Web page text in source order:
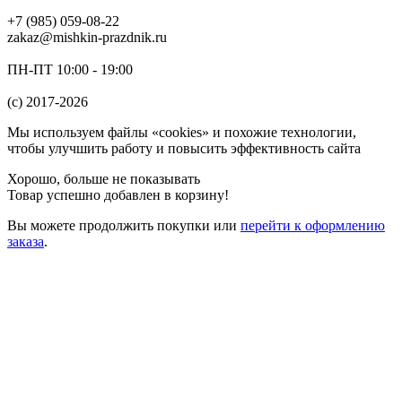
+7 (985) 059-08-22
zakaz@mishkin-prazdnik.ru
ПН-ПТ 10:00 - 19:00
(c) 2017-2026
Мы используем файлы «cookies» и похожие технологии,
чтобы улучшить работу и повысить эффективность сайта
Хорошо, больше не показывать
Товар успешно добавлен в корзину!
Вы можете продолжить покупки или перейти к оформлению
заказа.